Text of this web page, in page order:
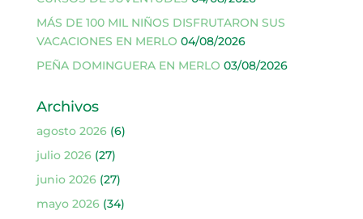
MÁS DE 100 MIL NIÑOS DISFRUTARON SUS
VACACIONES EN MERLO 04/08/2026
PEÑA DOMINGUERA EN MERLO 03/08/2026
Archivos
agosto 2026(6)
julio 2026(27)
junio 2026(27)
mayo 2026(34)